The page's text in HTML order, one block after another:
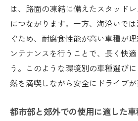
は、路面の凍結に備えたスタッド
につながります。一方、海沿いで
ぐため、耐腐食性能が高い車種が
ンテナンスを行うことで、長く快
う。このような環境別の車種選び
然を満喫しながら安全にドライブが
都市部と郊外での使用に適した